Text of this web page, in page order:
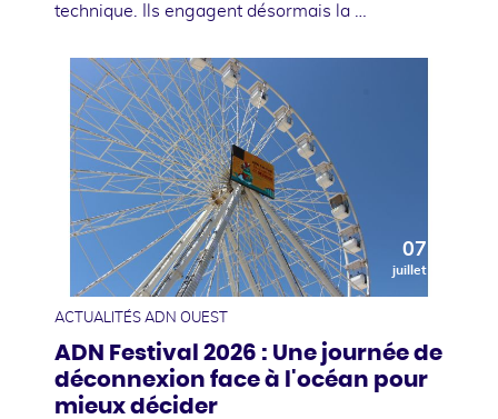
technique. Ils engagent désormais la …
07
juillet
ACTUALITÉS ADN OUEST
ADN Festival 2026 : Une journée de
déconnexion face à l'océan pour
mieux décider